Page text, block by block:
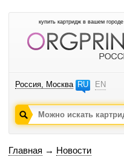
купить картридж в вашем городе
Россия, Москва RU EN
Главная → Новости